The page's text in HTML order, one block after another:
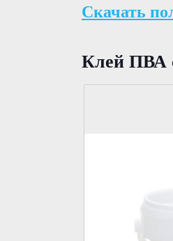
Скачать
Клей ПВА